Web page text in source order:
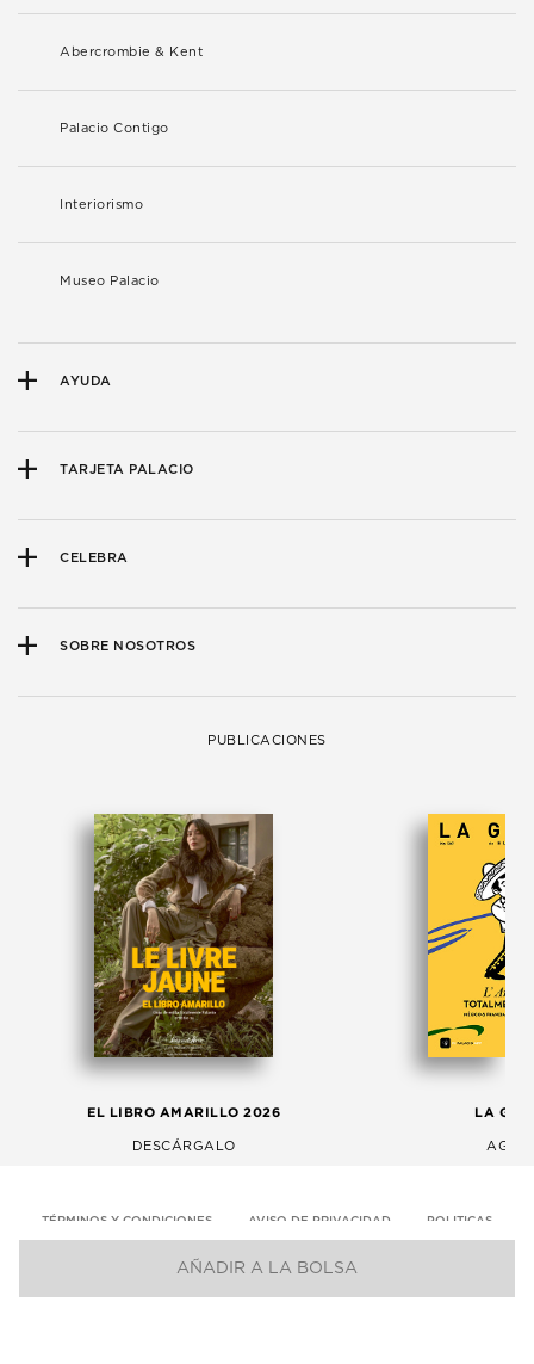
AÑADIR A LA BOLSA
Abercrombie & Kent
Palacio Contigo
Interiorismo
Museo Palacio
AYUDA
TARJETA PALACIO
CELEBRA
SOBRE NOSOTROS
PUBLICACIONES
EL LIBRO AMARILLO 2026
DESCÁRGALO
LA
TÉRMINOS Y CONDICIONES AVISO DE PRIVACIDAD POLITICAS